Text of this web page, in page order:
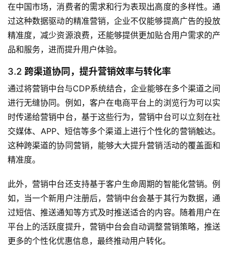
在中国市场，消费者的需求和行为表现出高度的多样性。通
过这种数据驱动的精准营销，企业不仅能够提高广告的投放
精准度，减少资源浪费，还能够提供更加贴合用户需求的产
品和服务，进而提升用户体验。
3.2 跨渠道协同，提升营销效率与转化率
通过将营销中台与CDP系统结合，企业能够在多个渠道之间
进行无缝协同。例如，客户在电商平台上的浏览行为可以实
时传递给营销中台，基于这些行为，营销中台可以立刻在社
交媒体、APP、短信等多个渠道上进行个性化的营销触达。
这种跨渠道的协同营销，能够大大提升营销活动的覆盖面和
精准度。
此外，营销中台还支持基于客户生命周期的智能化营销。例
如，当一个新用户注册后，营销中台会基于其行为数据，通
过短信、推送通知等方式及时推送适合的内容。随着用户在
平台上的活跃度提升，营销中台会自动调整营销策略，推送
更多的个性化优惠信息，最终推动用户转化。